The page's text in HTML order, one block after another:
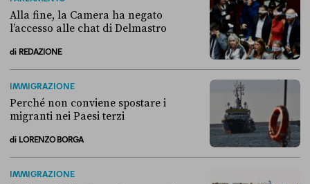
Alla fine, la Camera ha negato
l’accesso alle chat di Delmastro
di REDAZIONE
IMMIGRAZIONE
Perché non conviene spostare i
migranti nei Paesi terzi
di LORENZO BORGA
IMMIGRAZIONE